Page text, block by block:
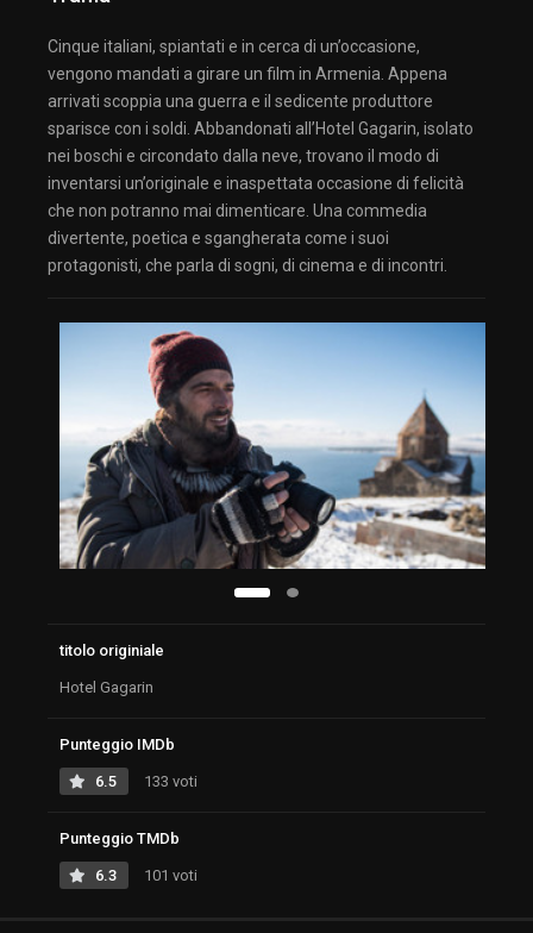
Cinque italiani, spiantati e in cerca di un’occasione,
vengono mandati a girare un film in Armenia. Appena
arrivati scoppia una guerra e il sedicente produttore
sparisce con i soldi. Abbandonati all’Hotel Gagarin, isolato
nei boschi e circondato dalla neve, trovano il modo di
inventarsi un’originale e inaspettata occasione di felicità
che non potranno mai dimenticare. Una commedia
divertente, poetica e sgangherata come i suoi
protagonisti, che parla di sogni, di cinema e di incontri.
titolo originiale
Hotel Gagarin
Punteggio IMDb
6.5 133 voti
Punteggio TMDb
6.3 101 voti